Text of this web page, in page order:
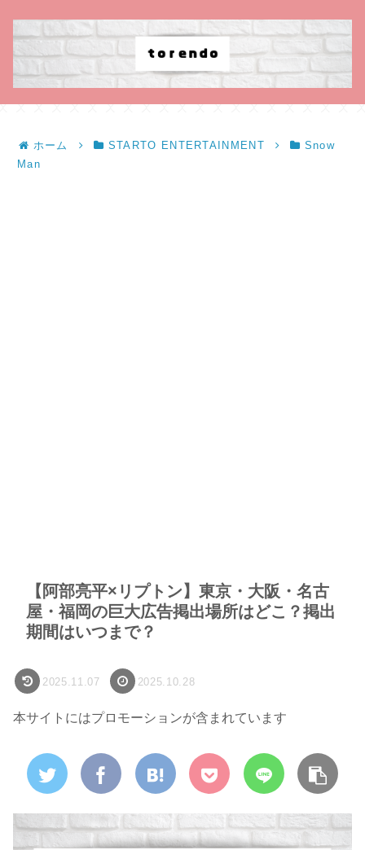
ホーム STARTO ENTERTAINMENT
Snow
Man
【阿部亮平×リプトン】東京・大阪・名古
屋・福岡の巨大広告掲出場所はどこ？掲出
期間はいつまで？
2025.11.07 2025.10.28
本サイトにはプロモーションが含まれています